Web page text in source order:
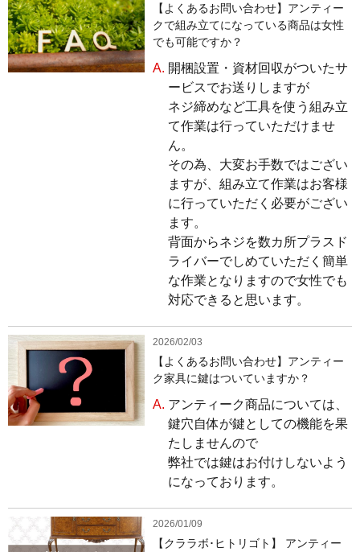
【よくあるお問い合わせ】アンティー
クで組み立てになっている商品は女性
でも可能ですか？
A. 開梱設置・資材回収がついたサ
ービスでお送りしますが
ネジ締めなど工具を使う組み立
て作業は行っていただけませ
ん。
その為、大変お手数ではござい
ますが、組み立て作業はお客様
に行っていただく必要がござい
ます。
背面からネジを数カ所プラスド
ライバーでしめていただく簡単
な作業となりますので女性でも
対応できると思います。
2026/02/03
【よくあるお問い合わせ】アンティー
ク家具に鍵はついていますか？
A. アンティーク商品については、
鍵穴自体が鍵としての機能を果
たしませんので
弊社では鍵はお付けしないよう
になっております。
2026/01/09
【クララボ･ヒトリゴト】 アンティー